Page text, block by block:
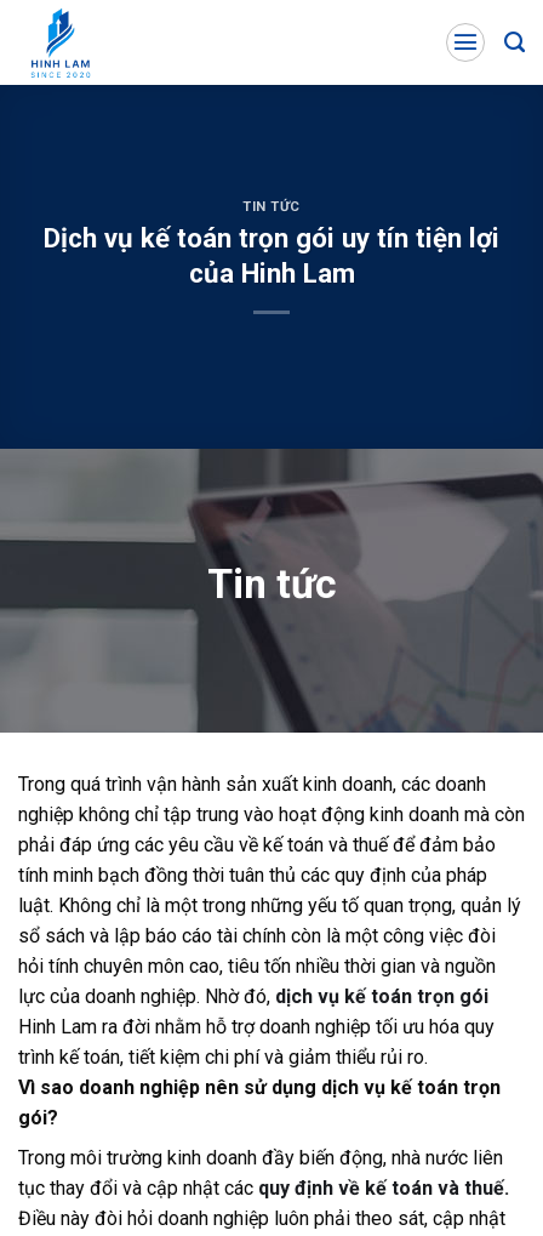
content
TIN TỨC
Dịch vụ kế toán trọn gói uy tín tiện lợi
của Hinh Lam
Tin tức
Trong quá trình vận hành sản xuất kinh doanh, các doanh
nghiệp không chỉ tập trung vào hoạt động kinh doanh mà còn
phải đáp ứng các yêu cầu về kế toán và thuế để đảm bảo
tính minh bạch đồng thời tuân thủ các quy định của pháp
luật. Không chỉ là một trong những yếu tố quan trọng, quản lý
sổ sách và lập báo cáo tài chính còn là một công việc đòi
hỏi tính chuyên môn cao, tiêu tốn nhiều thời gian và nguồn
lực của doanh nghiệp. Nhờ đó, dịch vụ kế toán trọn gói
Hinh Lam ra đời nhằm hỗ trợ doanh nghiệp tối ưu hóa quy
trình kế toán, tiết kiệm chi phí và giảm thiểu rủi ro.
Vì sao doanh nghiệp nên sử dụng dịch vụ kế toán trọn
gói?
Trong môi trường kinh doanh đầy biến động, nhà nước liên
tục thay đổi và cập nhật các quy định về kế toán và thuế.
Điều này đòi hỏi doanh nghiệp luôn phải theo sát, cập nhật